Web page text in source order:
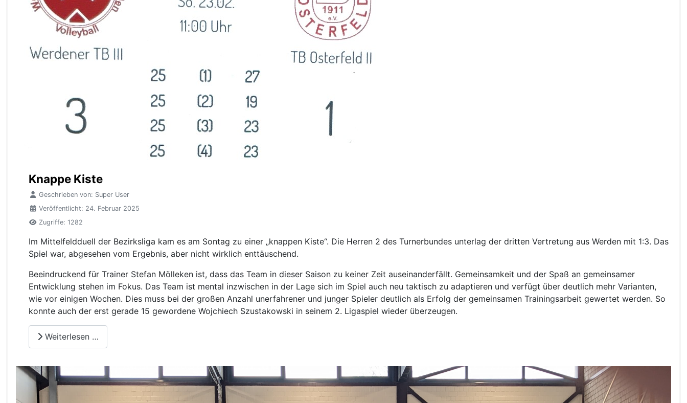
Knappe Kiste
Geschrieben von: Super User
Veröffentlicht: 24. Februar 2025
Zugriffe: 1282
Im Mittelfeldduell der Bezirksliga kam es am Sontag zu einer „knappen Kiste“. Die Herren 2 des Turnerbundes unterlag der dritten Vertretung aus Werden mit 1:3. Das
Spiel war, abgesehen vom Ergebnis, aber nicht wirklich enttäuschend.
Beeindruckend für Trainer Stefan Mölleken ist, dass das Team in dieser Saison zu keiner Zeit auseinanderfällt. Gemeinsamkeit und der Spaß an gemeinsamer
Entwicklung stehen im Fokus. Das Team ist mental inzwischen in der Lage sich im Spiel auch neu taktisch zu adaptieren und verfügt über deutlich mehr Varianten,
wie vor einigen Wochen. Dies muss bei der großen Anzahl unerfahrener und junger Spieler deutlich als Erfolg der gemeinsamen Trainingsarbeit gewertet werden. So
konnte auch der erst gerade 15 gewordene Wojchiech Szustakowski in seinem 2. Ligaspiel wieder überzeugen.
Weiterlesen …